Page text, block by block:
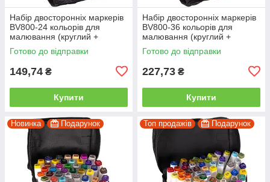
Набір двосторонніх маркерів
BV800-24 кольорів для
малювання (круглий +
скошений.) квадратний у
сумці
Готово до відправки
149,74 ₴
Купити
Набір двосторонніх маркерів
BV800-36 кольорів для
малювання (круглий +
скісний.) квадратний у сумці
Готово до відправки
227,73 ₴
Купити
Новинка Подарунок Топ продажів Подарунок